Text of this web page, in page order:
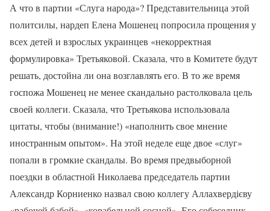
А что в партии «Слуга народа»? Представительница этой
политсилы, нардеп Елена Мошенец попросила прощения у
всех детей и взрослых украинцев «некорректная
формулировка» Третьяковой. Сказала, что в Комитете будут
решать, достойна ли она возглавлять его. В то же время
госпожа Мошенец не менее скандально растолковала цель
своей коллеги. Сказала, что Третьякова использовала
цитаты, чтобы (внимание!) «наполнить свое мнение
иностранным опытом». На этой неделе еще двое «слуг»
попали в громкие скандалы. Во время предвыборной
поездки в областной Николаева председатель партии
Александр Корниенко назвал свою коллегу Аллахвердієву